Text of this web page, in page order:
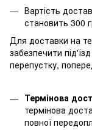
Вартість
становить 300
Для доставки на
забезпечити
перепустку,
Термінова
термінова
повної